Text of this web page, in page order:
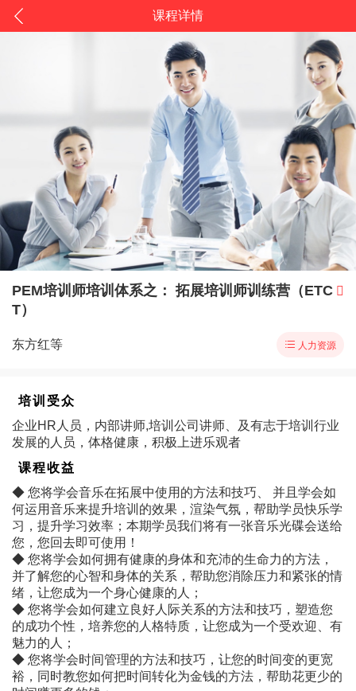
课程详情
PEM培训师培训体系之： 拓展培训师训练营（ETC
T）

东方红等  人力资源
培训受众
企业HR人员，内部讲师,培训公司讲师、及有志于培训行业
发展的人员，体格健康，积极上进乐观者
课程收益
◆ 您将学会音乐在拓展中使用的方法和技巧、 并且学会如
何运用音乐来提升培训的效果，渲染气氛，帮助学员快乐学
习，提升学习效率；本期学员我们将有一张音乐光碟会送给
您，您回去即可使用！
◆ 您将学会如何拥有健康的身体和充沛的生命力的方法，
并了解您的心智和身体的关系，帮助您消除压力和紧张的情
绪，让您成为一个身心健康的人；
◆ 您将学会如何建立良好人际关系的方法和技巧，塑造您
的成功个性，培养您的人格特质，让您成为一个受欢迎、有
魅力的人；
◆ 您将学会时间管理的方法和技巧，让您的时间变的更宽
裕，同时教您如何把时间转化为金钱的方法，帮助花更少的